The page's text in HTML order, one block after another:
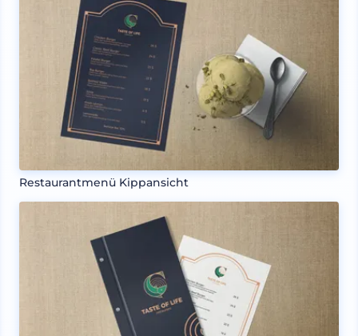
Restaurantmenü Kippansicht